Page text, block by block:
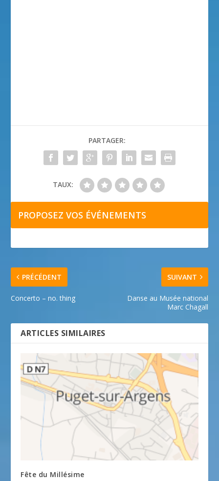
PARTAGER:
TAUX:
PROPOSEZ VOS ÉVÉNEMENTS
PRÉCÉDENT
Concerto – no. thing
SUIVANT
Danse au Musée national
Marc Chagall
ARTICLES SIMILAIRES
Fête du Millésime